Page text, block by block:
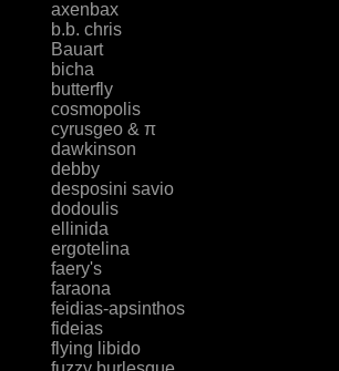
axenbax
b.b. chris
Bauart
bicha
butterfly
cosmopolis
cyrusgeo & π
dawkinson
debby
desposini savio
dodoulis
ellinida
ergotelina
faery's
faraona
feidias-apsinthos
fideias
flying libido